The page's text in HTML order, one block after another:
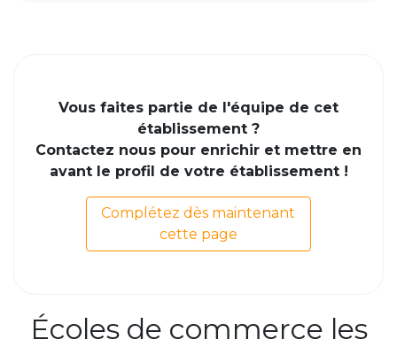
Vous faites partie de l'équipe de cet
établissement ?
Contactez nous pour enrichir et mettre en
avant le profil de votre établissement !
Complétez dès maintenant
cette page
Écoles de commerce les